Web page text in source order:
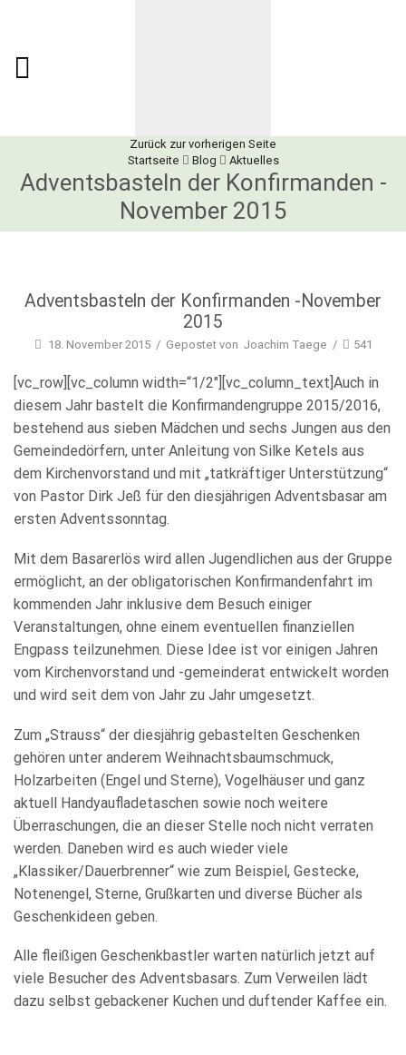
Zurück zur vorherigen Seite
Startseite
Blog Aktuelles
Adventsbasteln der Konfirmanden -
November 2015
Aktuelles
Adventsbasteln der Konfirmanden -November
2015
18. November 2015 / Gepostet von Joachim Taege / 541
[vc_row][vc_column width=“1/2″][vc_column_text]Auch in
diesem Jahr bastelt die Konfirmandengruppe 2015/2016,
bestehend aus sieben Mädchen und sechs Jungen aus den
Gemeindedörfern, unter Anleitung von Silke Ketels aus
dem Kirchenvorstand und mit „tatkräftiger Unterstützung“
von Pastor Dirk Jeß für den diesjährigen Adventsbasar am
ersten Adventssonntag.
Mit dem Basarerlös wird allen Jugendlichen aus der Gruppe
ermöglicht, an der obligatorischen Konfirmandenfahrt im
kommenden Jahr inklusive dem Besuch einiger
Veranstaltungen, ohne einem eventuellen finanziellen
Engpass teilzunehmen. Diese Idee ist vor einigen Jahren
vom Kirchenvorstand und -gemeinderat entwickelt worden
und wird seit dem von Jahr zu Jahr umgesetzt.
Zum „Strauss“ der diesjährig gebastelten Geschenken
gehören unter anderem Weihnachtsbaumschmuck,
Holzarbeiten (Engel und Sterne), Vogelhäuser und ganz
aktuell Handyaufladetaschen sowie noch weitere
Überraschungen, die an dieser Stelle noch nicht verraten
werden. Daneben wird es auch wieder viele
„Klassiker/Dauerbrenner“ wie zum Beispiel, Gestecke,
Notenengel, Sterne, Grußkarten und diverse Bücher als
Geschenkideen geben.
Alle fleißigen Geschenkbastler warten natürlich jetzt auf
viele Besucher des Adventsbasars. Zum Verweilen lädt
dazu selbst gebackener Kuchen und duftender Kaffee ein.